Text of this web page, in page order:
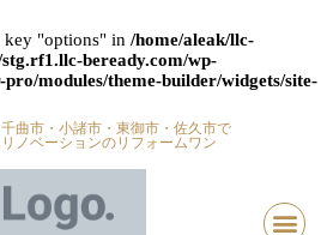
key "options" in /home/aleak/llc-
beready.com/wp-
modules/theme-builder/widgets/site-
曲市・小諸市・東御市・佐久市で
ノベーションのリフォームワン